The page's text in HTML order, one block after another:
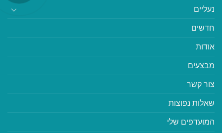
נעליים
חדשים
אודות
מבצעים
צור קשר
שאלות נפוצות
המועדפים שלי